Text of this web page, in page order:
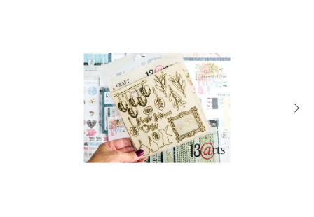
FOTORECENZE
MOJE OBJEDNÁVKA